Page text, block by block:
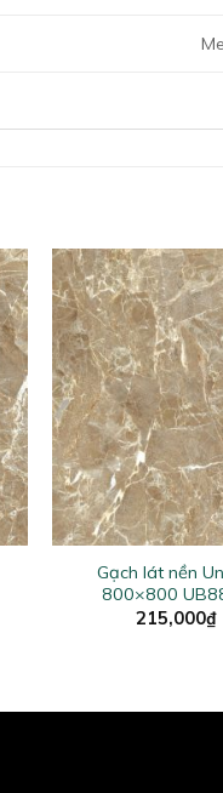
+
Gạch lát nền
800×800
215,000₫